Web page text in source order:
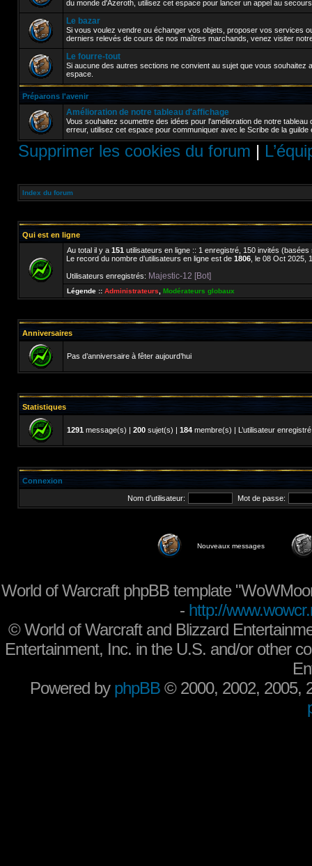
du monde d'Azeroth, utilisez cet espace pour lancer un appel au
Le bazar
Si vous voulez vendre ou échanger vos objets, proposer vos services
derniers relevés de cours de nos maîtres marchands, venez visiter
Le fourre-tout
Si aucune des autres sections ne convient au sujet que vous souhaitez
espace.
Préparons l'avenir
Amélioration de notre tableau d'affichage
Vous souhaitez soumettre des idées pour l'amélioration de notre
erreur, utilisez cet espace pour communiquer avec le Scribe de la guilde
Supprimer les cookies du forum |
Index du forum
Qui est en ligne
Au total il y a 151 utilisateurs en ligne :: 1 enregistré, 150 invités
Le record du nombre d’utilisateurs en ligne est de 1806 , le 08 Oct 2025,
Utilisateurs enregistrés: Majestic-12 [Bot]
Légende :: Administrateurs Modérateurs globaux
Anniversaires
Pas d’anniversaire à fêter aujourd’hui
Statistiques
1291 message(s) | 200 sujet(s) | 184 membre(s) | L’utilisateur
Connexion
Nom d’utilisateur: Mot de passe:
Nouveaux messages
World of Warcraft phpBB template
- http://
©World of Warcraft and Blizzard
Entertainment, Inc. in the U.S. and/or other
Powered by phpBB © 2000, 2002, 2005,